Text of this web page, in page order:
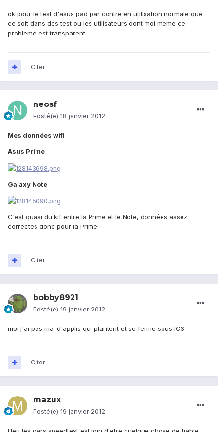
ok pour le test d'asus pad par contre en utilisation normale que
ce soit dans des test ou les utilisateurs dont moi meme ce
probleme est transparent
Citer
neosf
Posté(e) 18 janvier 2012
Mes données wifi
Asus Prime
Galaxy Note
C'est quasi du kif entre la Prime et le Note, données assez
correctes donc pour la Prime!
Citer
bobby8921
Posté(e) 19 janvier 2012
moi j'ai pas mal d'applis qui plantent et se ferme sous ICS
Citer
mazux
Posté(e) 19 janvier 2012